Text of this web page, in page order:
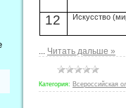
12 Искусство
... Читать дальше »
Категория: Всероссийская